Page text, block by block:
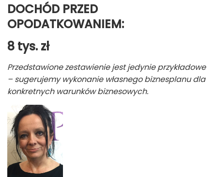
DOCHÓD PRZED
OPODATKOWANIEM:
8 tys. zł
Przedstawione zestawienie jest jedynie przykładowe
– sugerujemy wykonanie własnego biznesplanu dla
konkretnych warunków biznesowych.